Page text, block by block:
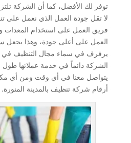
توفر لك الأفضل، كما أن الشركة
لا تقل جودة العمل الذي نعمل على
فريق العمل على استخدام المعدات
العمل على أعلى جودة، وهذا يجعل
يرفرف في سماء مجال التنظيف في
الشركة دائماً في خدمة عملائها طول
يتواصل معنا في أي وقت ومن أي
أرقام شركة تنظيف بالمدينة المنورة.